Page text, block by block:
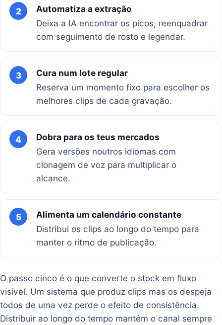
2
Automatiza a extração
Deixa a IA encontrar os picos, reenquadrar
com seguimento de rosto e legendar.
3
Cura num lote regular
Reserva um momento fixo para escolher os
melhores clips de cada gravação.
4
Dobra para os teus mercados
Gera versões noutros idiomas com
clonagem de voz para multiplicar o
alcance.
5
Alimenta um calendário constante
Distribui os clips ao longo do tempo para
manter o ritmo de publicação.
O passo cinco é o que converte o stock em fluxo
visível. Um sistema que produz clips mas os despeja
todos de uma vez perde o efeito de consistência.
Distribuir ao longo do tempo mantém o canal sempre